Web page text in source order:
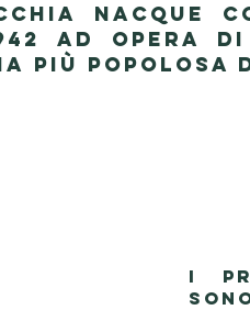
NACQUE
AD OPERA
PIù POPOLOSA
I